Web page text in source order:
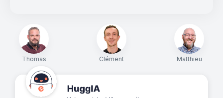
Thomas Clément Matthieu